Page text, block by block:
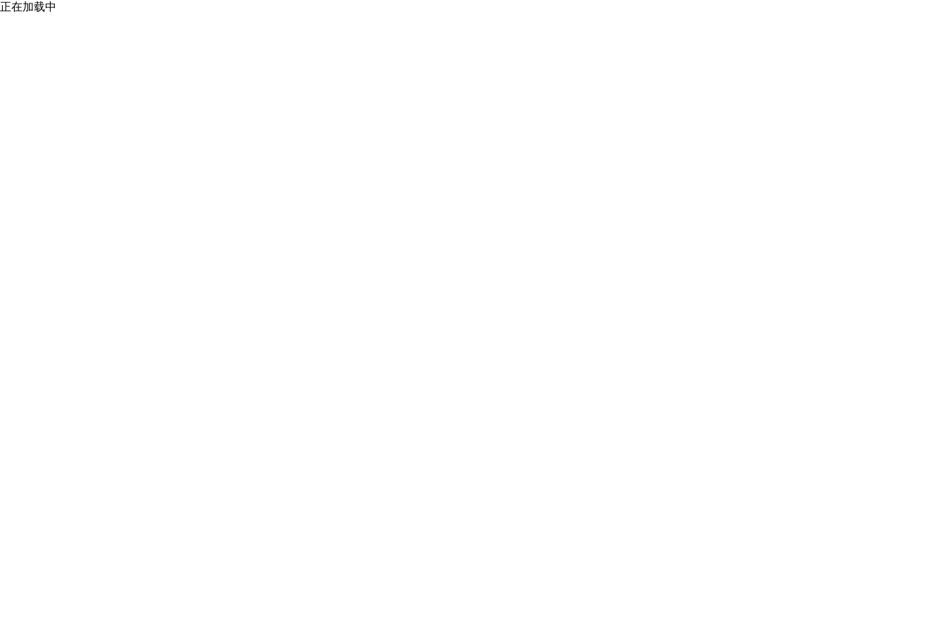
正在加载中